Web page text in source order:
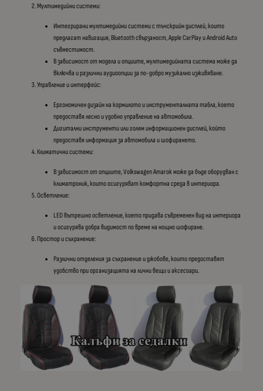
Мултимедийни системи:
Интегрирани мултимедийни системи с тъчскрийн дисплей, които
предлагат навигация, Bluetooth свързаност, Apple CarPlay и Android Auto
съвместимост.
В зависимост от модела и опциите, мултимедийната система може да
включва и различни аудиоопции за по-добро музикално изживяване.
Управление и интерфейс:
Ергономичен дизайн на кормилото и инструменталната табла, което
предоставя лесно и удобно управление на автомобила.
Дигитални инструменти или голям информационен дисплей, който
предоставя информация за автомобила и шофирането.
Климатични системи:
В зависимост от опциите, Volkswagen Amarok може да бъде оборудван с
климатроник, които осигуряват комфортна среда в интериора.
Осветление:
LED вътрешно осветление, което придава съвременен вид на интериора
и осигурява добра видимост по време на нощно шофиране.
Простор и съхранение:
Различни отделения за съхранение и джобове, които предоставят
удобство при организацията на лични вещи и аксесоари.